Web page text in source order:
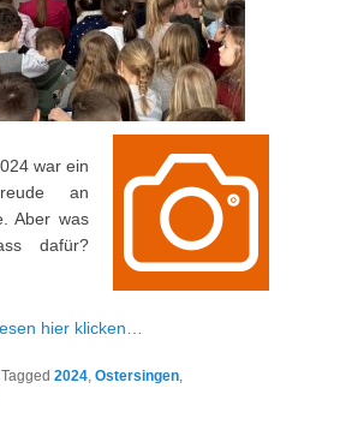
war ein
an
Aber was
dafür?
hier klicken…
Tagged 2024, Ostersingen,